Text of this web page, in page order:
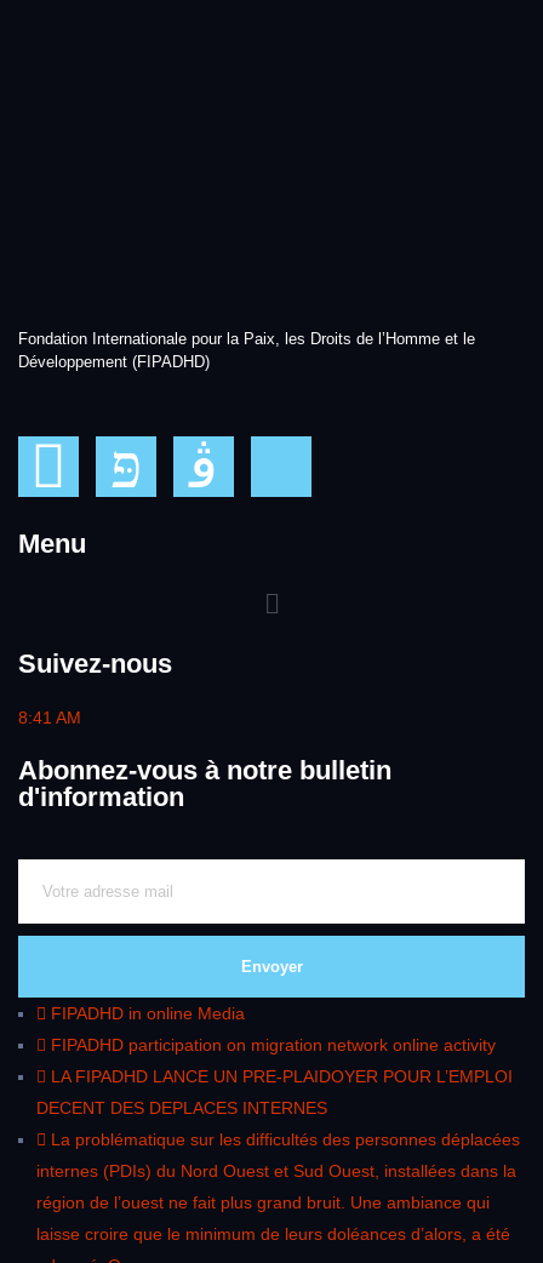
Fondation Internationale pour la Paix, les Droits de l’Homme et le
Développement (FIPADHD)
Menu
Suivez-nous
8:41 AM
Abonnez-vous à notre bulletin
d'information
Envoyer
FIPADHD in online Media
FIPADHD participation on migration network online activity
LA FIPADHD LANCE UN PRE-PLAIDOYER POUR L’EMPLOI
DECENT DES DEPLACES INTERNES
La problématique sur les difficultés des personnes déplacées
internes (PDIs) du Nord Ouest et Sud Ouest, installées dans la
région de l’ouest ne fait plus grand bruit. Une ambiance qui
laisse croire que le minimum de leurs doléances d’alors, a été